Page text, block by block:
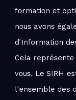
formation et
nous avons
d'Information
Cela représente
vous. Le SIRH
l'ensemble des